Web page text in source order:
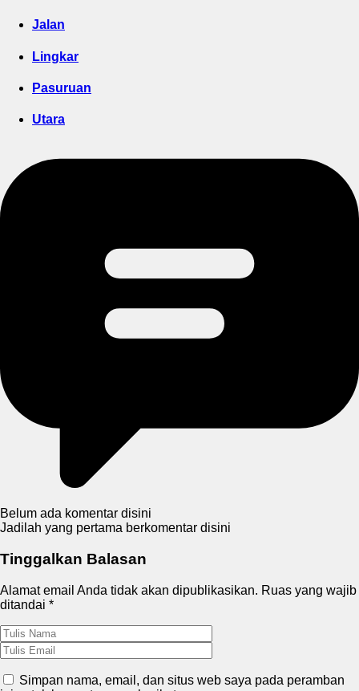
Jalan
Lingkar
Pasuruan
Utara
Belum ada komentar disini
Jadilah yang pertama berkomentar disini
Tinggalkan Balasan
Alamat email Anda tidak akan dipublikasikan. Ruas yang wajib
ditandai *
Simpan nama, email, dan situs web saya pada peramban